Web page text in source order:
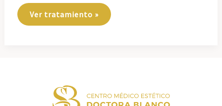
Todo
Ver tratamiento »